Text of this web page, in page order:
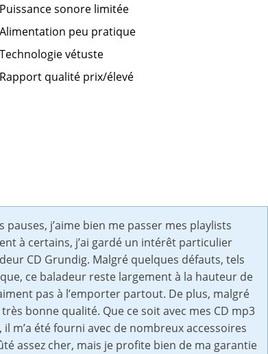
Puissance sonore limitée
Alimentation peu pratique
Technologie vétuste
Rapport qualité prix/élevé
j’aime bien me passer mes playlists
à certains, j’ai gardé un intérêt particulier
CD Grundig. Malgré quelques défauts, tels
ce baladeur reste largement à la hauteur de
pas à l’emporter partout. De plus, malgré
bonne qualité. Que ce soit avec mes CD mp3
m’a été fourni avec de nombreux accessoires
assez cher, mais je profite bien de ma garantie